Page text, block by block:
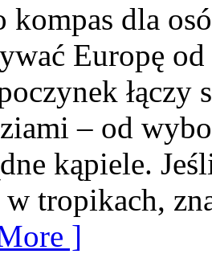
kompas dla
Europę
łączy
– od
kąpiele.
tropikach,
]